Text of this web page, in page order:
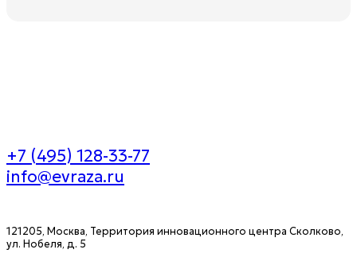
+7 (495) 128-33-77
info@evraza.ru
121205, Москва, Территория инновационного центра Сколково,
ул. Нобеля, д. 5